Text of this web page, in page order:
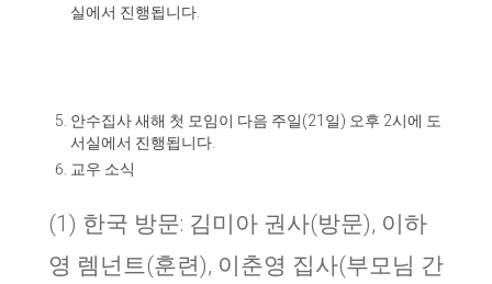
실에서 진행됩니다
안수집사 새해 첫 모임이 다음 주일(21 일) 오후 2시에 도
서실에서 진행됩니다
교우 소식
(1) 한국 방문: 김미아 권사(방문), 이하
영 렘넌트(훈련), 이춘영 집사(부모님 간